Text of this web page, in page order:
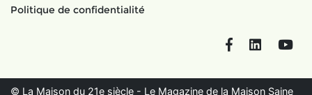
Politique de confidentialité
FacebookLinkedIn
© La Maison du 21e siècle - Le Magazine de la Maison Saine